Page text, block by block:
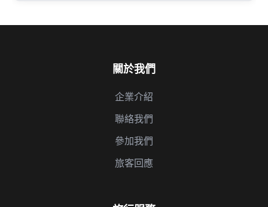
關於我們
企業介紹
聯絡我們
參加我們
旅客回應